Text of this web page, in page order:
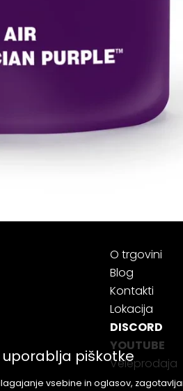
O trgovini
Blog
Kontakti
Lokacija
DISCORD
YOUTUBE
Veleprodaja
piškotke
vsebine in oglasov,